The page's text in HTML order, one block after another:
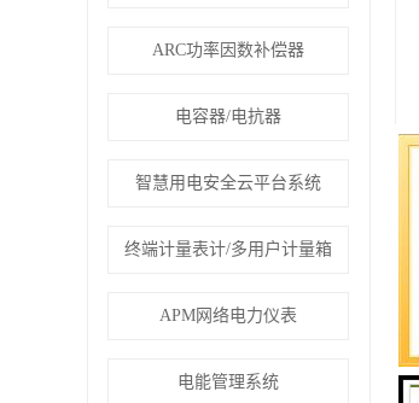
ARC功率因数补偿器
电容器/电抗器
智慧用电安全云平台系统
终端计量表计/多用户计量箱
APM网络电力仪表
电能管理系统